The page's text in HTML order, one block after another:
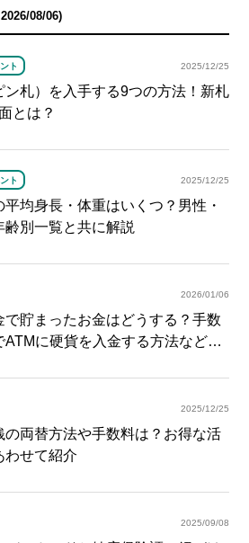
08/06)
ト 2025/12/25
ン札）を入手する9つの方法！新札
とは？
ト 2025/12/25
平均身長・体重はいくつ？男性・
齢別一覧と共に解説
2026/01/06
で貯まったお金はどうする？手数
ATMに硬貨を入金する方法など紹
2025/12/25
の両替方法や手数料は？お得な活
わせて紹介
2025/09/08